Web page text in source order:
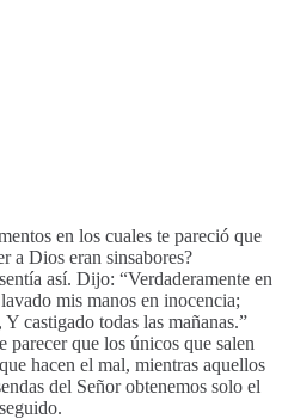
en los cuales te pareció que
a Dios eran sinsabores?
así. Dijo: “Verdaderamente en
mis manos en inocencia;
castigado todas las mañanas.”
que los únicos que salen
hacen el mal, mientras aquellos
del Señor obtenemos solo el